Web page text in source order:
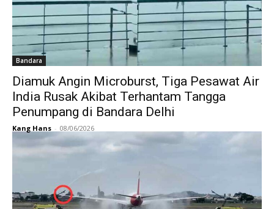
Bandara
Diamuk Angin Microburst, Tiga Pesawat Air
India Rusak Akibat Terhantam Tangga
Penumpang di Bandara Delhi
Kang Hans - 08/06/2026